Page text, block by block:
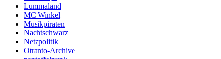
Lummaland
MC Winkel
Musikpiraten
Nachtschwarz
Netzpolitik
Otranto-Archive